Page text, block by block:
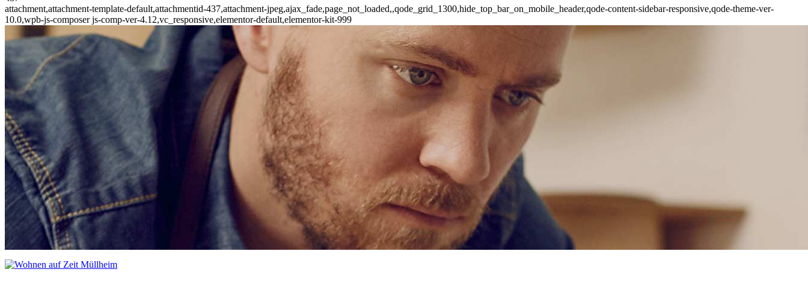
attachment,attachment-template-default,attachmentid-437,attachment-jpeg,ajax_fade,page_not_loaded,,qode_grid_1300,hide_top_bar_on_mobile_header,qode-content-sidebar-responsive,qode-theme-ver-
10.0,wpb-js-composer js-comp-ver-4.12,vc_responsive,elementor-default,elementor-kit-999